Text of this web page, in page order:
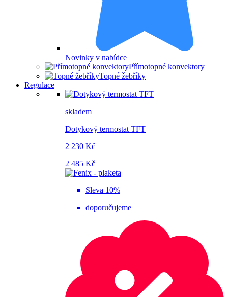
Novinky v nabídce
Přímotopné konvektory
Topné žebříky
Regulace
skladem
Dotykový termostat TFT
2 230 Kč
2 485 Kč
Sleva 10%
doporučujeme